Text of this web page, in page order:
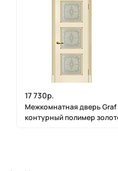
17 730р.
Межкомнатная дверь
контурный полимер